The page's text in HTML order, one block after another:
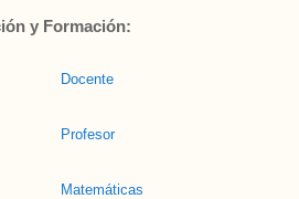
y Formación:
Docente
Profesor
Matemáticas